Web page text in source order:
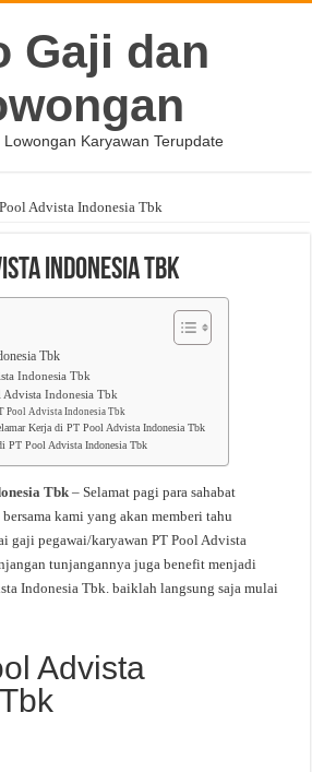
Gaji dan
Karyawan Terupdate
Advista Indonesia Tbk
Indonesia Tbk
Tbk
Indonesia Tbk
Indonesia Tbk
Pool Advista Indonesia Tbk
Kerja di PT Pool Advista Indonesia Tbk
PT Pool Advista Indonesia Tbk
Tbk – Selamat pagi para sahabat
kami yang akan memberi tahu
gaji pegawai/karyawan PT Pool Advista
tunjangannya juga benefit menjadi
Indonesia Tbk. baiklah langsung saja mulai
Advista